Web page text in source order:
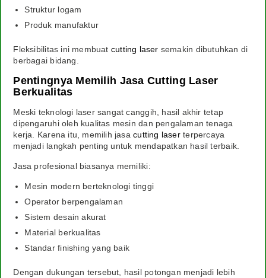
Struktur logam
Produk manufaktur
Fleksibilitas ini membuat cutting laser semakin dibutuhkan di
berbagai bidang.
Pentingnya Memilih Jasa Cutting Laser
Berkualitas
Meski teknologi laser sangat canggih, hasil akhir tetap
dipengaruhi oleh kualitas mesin dan pengalaman tenaga
kerja. Karena itu, memilih jasacutting laserterpercaya
menjadi langkah penting untuk mendapatkan hasil terbaik.
Jasa profesional biasanya memiliki:
Mesin modern berteknologi tinggi
Operator berpengalaman
Sistem desain akurat
Material berkualitas
Standar finishing yang baik
Dengan dukungan tersebut, hasil potongan menjadi lebih